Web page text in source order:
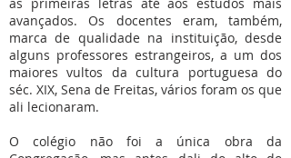
avançados. Os docentes eram, também,
marca de qualidade na instituição, desde
alguns professores estrangeiros, a um dos
maiores vultos da cultura portuguesa do
séc. XIX, Sena de Freitas, vários foram os que
ali lecionaram.
O colégio não foi a única obra da